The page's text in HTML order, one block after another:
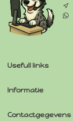
Usefull links
Informatie
Contactgegevens